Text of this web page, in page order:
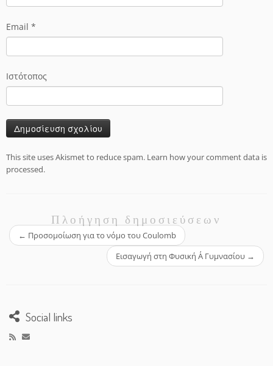
Email *
Ιστότοπος
This site uses Akismet to reduce spam. Learn how your comment data is
processed.
Πλοήγηση δημοσιεύσεων
← Προσομοίωση για το νόμο του Coulomb
Εισαγωγή στη Φυσική Α΄ Γυμνασίου →
Social links